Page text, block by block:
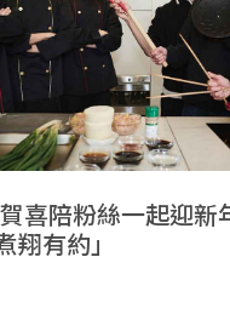
喜陪粉絲一起迎新
翔有約」